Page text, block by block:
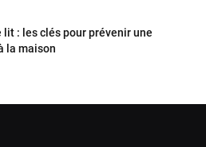
lit : les clés pour prévenir une
la maison